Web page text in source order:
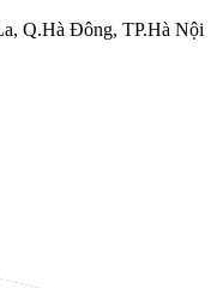
Q.Hà Đông, TP.Hà Nội